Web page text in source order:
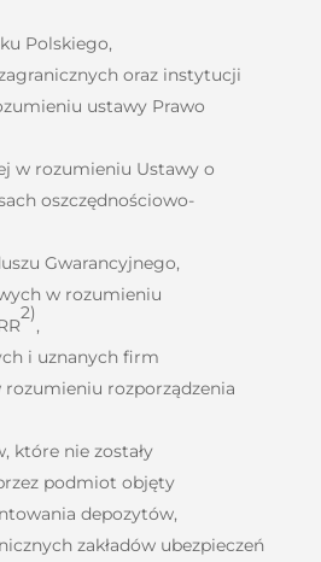
Polskiego,
oraz instytucji
ustawy Prawo
w rozumieniu Ustawy o
oszczędnościowo-
Gwarancyjnego,
w rozumieniu
2)
,
i uznanych firm
rozporządzenia
które nie zostały
podmiot objęty
depozytów,
zakładów ubezpieczeń